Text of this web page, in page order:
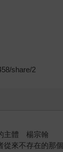
share/2
主體 楊宗翰
從來不存在的那